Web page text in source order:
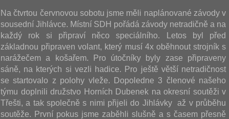
Na čtvrtou červnovou sobotu jsme měli naplánované závody v
sousední Jihlávce. Místní SDH pořádá závody netradičně a na
každý rok si připraví něco speciálního. Letos byl před
základnou připraven volant, který musí 4x oběhnout strojník s
narážečem a košařem. Pro útočníky byly zase připraveny
sáně, na kterých si vezli hadice. Pro ještě větší netradičnost
se startovalo z polohy vleže. Dopoledne 3 členové našeho
týmu doplnili družstvo Horních Dubenek na okresní soutěži v
Třešti, a tak společně s nimi přijeli do Jihlávky až v průběhu
soutěže. První pokus jsme zaběhli slušně a s časem přesně